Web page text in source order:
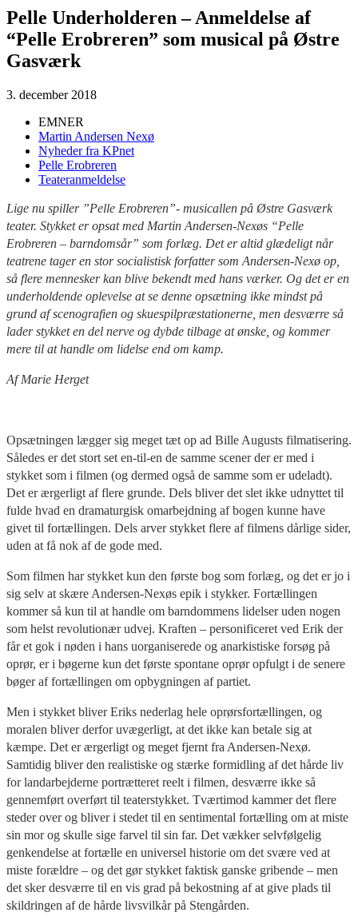
Pelle Underholderen – Anmeldelse af
“Pelle Erobreren” som musical på Østre
Gasværk
3. december 2018
EMNER
Martin Andersen Nexø
Nyheder fra KPnet
Pelle Erobreren
Teateranmeldelse
Lige nu spiller ”Pelle Erobreren”- musicallen på Østre Gasværk
teater. Stykket er opsat med Martin Andersen-Nexøs “Pelle
Erobreren – barndomsår” som forlæg. Det er altid glædeligt når
teatrene tager en stor socialistisk forfatter som Andersen-Nexø op,
så flere mennesker kan blive bekendt med hans værker. Og det er en
underholdende oplevelse at se denne opsætning ikke mindst på
grund af scenografien og skuespilpræstationerne, men desværre så
lader stykket en del nerve og dybde tilbage at ønske, og kommer
mere til at handle om lidelse end om kamp.
Af Marie Herget
Opsætningen lægger sig meget tæt op ad Bille Augusts filmatisering.
Således er det stort set en-til-en de samme scener der er med i
stykket som i filmen (og dermed også de samme som er udeladt).
Det er ærgerligt af flere grunde. Dels bliver det slet ikke udnyttet til
fulde hvad en dramaturgisk omarbejdning af bogen kunne have
givet til fortællingen. Dels arver stykket flere af filmens dårlige sider,
uden at få nok af de gode med.
Som filmen har stykket kun den første bog som forlæg, og det er jo i
sig selv at skære Andersen-Nexøs epik i stykker. Fortællingen
kommer så kun til at handle om barndommens lidelser uden nogen
som helst revolutionær udvej. Kraften – personificeret ved Erik der
får et gok i nøden i hans uorganiserede og anarkistiske forsøg på
oprør, er i bøgerne kun det første spontane oprør opfulgt i de senere
bøger af fortællingen om opbygningen af partiet.
Men i stykket bliver Eriks nederlag hele oprørsfortællingen, og
moralen bliver derfor uvægerligt, at det ikke kan betale sig at
kæmpe. Det er ærgerligt og meget fjernt fra Andersen-Nexø.
Samtidig bliver den realistiske og stærke formidling af det hårde liv
for landarbejderne portrætteret reelt i filmen, desværre ikke så
gennemført overført til teaterstykket. Tværtimod kammer det flere
steder over og bliver i stedet til en sentimental fortælling om at miste
sin mor og skulle sige farvel til sin far. Det vækker selvfølgelig
genkendelse at fortælle en universel historie om det svære ved at
miste forældre – og det gør stykket faktisk ganske gribende – men
det sker desværre til en vis grad på bekostning af at give plads til
skildringen af de hårde livsvilkår på Stengården.